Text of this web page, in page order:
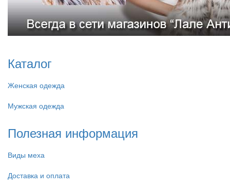
Каталог
Женская одежда
Мужская одежда
Полезная информация
Виды меха
Доставка и оплата